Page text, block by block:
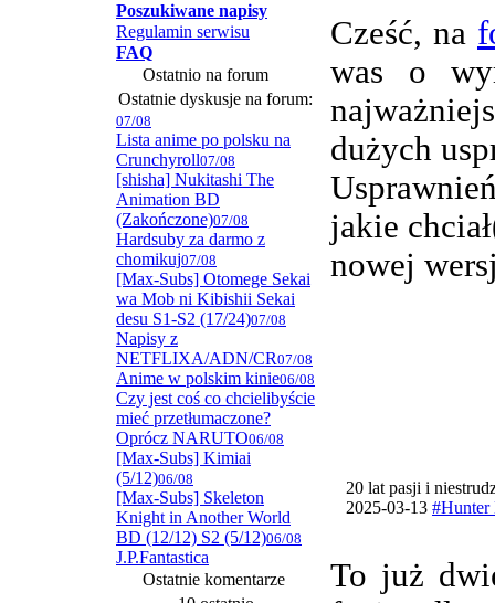
Poszukiwane napisy
Regulamin serwisu
FAQ
Ostatnio na forum
Ostatnie dyskusje na forum:
07/08
Lista anime po polsku na
Crunchyroll07/08
[shisha] Nukitashi The
Animation BD
(Zakończone)07/08
Hardsuby za darmo z
chomikuj07/08
[Max-Subs] Otomege Sekai
wa Mob ni Kibishii Sekai
desu S1-S2 (17/24)07/08
Napisy z
NETFLIXA/ADN/CR07/08
Anime w polskim kinie06/08
Czy jest coś co chcielibyście
mieć przetłumaczone?
Oprócz NARUTO06/08
[Max-Subs] Kimiai
(5/12)06/08
[Max-Subs] Skeleton
Knight in Another World
BD (12/12) S2 (5/12)06/08
J.P.Fantastica
Ostatnie komentarze
Cześć, na
was o
dużych
jakie
nowej
20 lat pasji i
2025-03-13
To już